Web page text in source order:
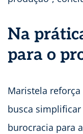
Na
para o
Maristela
busca
burocracia para